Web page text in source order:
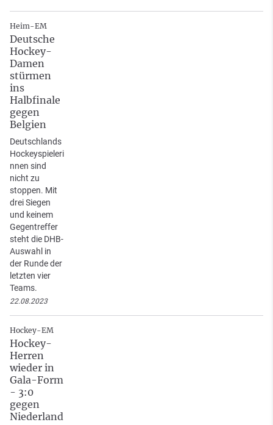
Heim-EM
Deutsche
Hockey-
Damen
stürmen
ins
Halbfinale
gegen
Belgien
Deutschlands
Hockeyspieleri
nnen sind
nicht zu
stoppen. Mit
drei Siegen
und keinem
Gegentreffer
steht die DHB-
Auswahl in
der Runde der
letzten vier
Teams.
22.08.2023
Hockey-EM
Hockey-
Herren
wieder in
Gala-Form
- 3:0
gegen
Niederland